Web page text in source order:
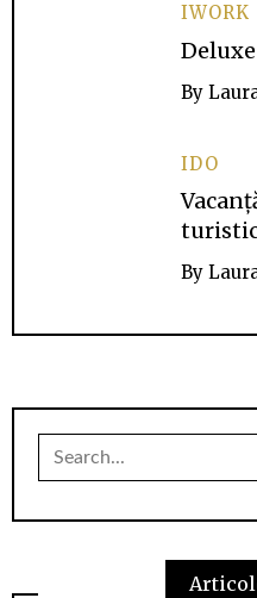
IWORK
By
IDO
By
Search
for: